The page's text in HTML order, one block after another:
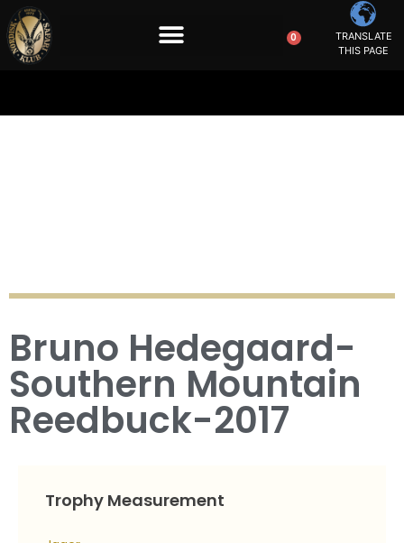
0
TRANSLATE
THIS PAGE
Bruno Hedegaard-
Southern Mountain
Reedbuck-2017
Trophy Measurement